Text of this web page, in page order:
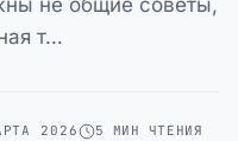
не общие советы,
т…
2026
5 МИН ЧТЕНИЯ